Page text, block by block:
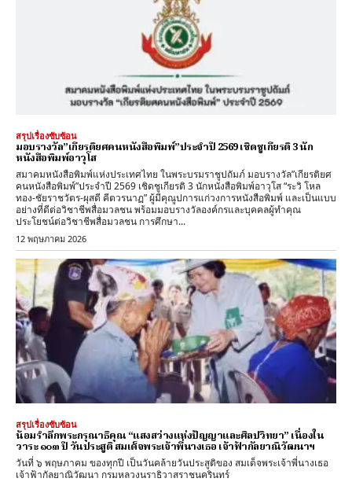
สรุปเรื่องซับซ้อน
มอบรางวัล”เกียรติยศคนหนังสือพิมพ์”ประจำปี 2569 เชิดชูเกียรติ 3 นัก
หนังสือพิมพ์อาวุโส
สมาคมหนังสือพิมพ์แห่งประเทศไทย ในพระบรมราชูปถัมภ์ มอบรางวัล”เกียรติยศ
คนหนังสือพิมพ์”ประจำปี 2569 เชิดชูเกียรติ 3 นักหนังสือพิมพ์อาวุโส “ระวิ โหล
ทอง-ชัยราชวัตร-ผุสดี คีตวรนาฏ” ผู้มีคุณูปการแก่วงการหนังสือพิมพ์ และเป็นแบบ
อย่างที่ดีต่อวิชาชีพสื่อมวลชน พร้อมมอบรางวัลองค์กรและบุคคลผู้ทำคุณ
ประโยชน์ต่อวิชาชีพสื่อมวลชน การศึกษา...
12 พฤษภาคม 2026
สรุปเรื่องซับซ้อน
น้อมรำลึกพระกรุณาธิคุณ “แสงสว่างแห่งปัญญาและศิลปวิทยา” เนื่องใน
วาระ ๑๐๓ ปี วันประสูติ สมเด็จพระเจ้าพี่นางเธอ เจ้าฟ้ากัลยาณิวัฒนาฯ
วันที่ ๖ พฤษภาคม ของทุกปี เป็นวันคล้ายวันประสูติของ สมเด็จพระเจ้าพี่นางเธอ
เจ้าฟ้ากัลยาณิวัฒนา กรมหลวงนราธิวาสราชนครินทร์